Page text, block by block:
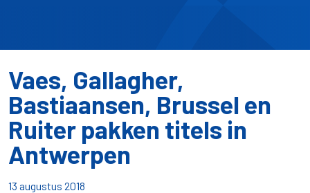
Vaes, Gallagher,
Bastiaansen, Brussel en
Ruiter pakken titels in
Antwerpen
13 augustus 2018